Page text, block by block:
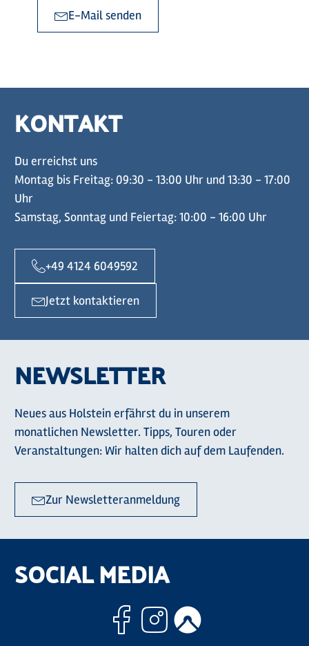
E-Mail senden
KONTAKT
Du erreichst uns
Montag bis Freitag: 09:30 - 13:00 Uhr und 13:30 - 17:00
Uhr
Samstag, Sonntag und Feiertag: 10:00 - 16:00 Uhr
+49 4124 6049592
Jetzt kontaktieren
NEWSLETTER
Neues aus Holstein erfährst du in unserem
monatlichen Newsletter. Tipps, Touren oder
Veranstaltungen: Wir halten dich auf dem Laufenden.
Zur Newsletteranmeldung
SOCIAL MEDIA
Facebook
Instagram